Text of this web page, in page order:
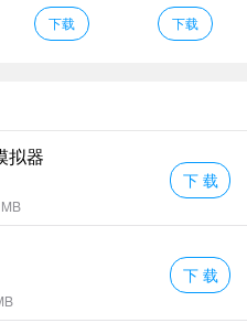
过程畅爽。
;
瘾需要你克服超级困难的障碍
人。
案诸多萌宝汇聚一堂,可遇不可
各种各样的陷阱非常考验玩家的
下载
下载
拟器
下 载
下 载